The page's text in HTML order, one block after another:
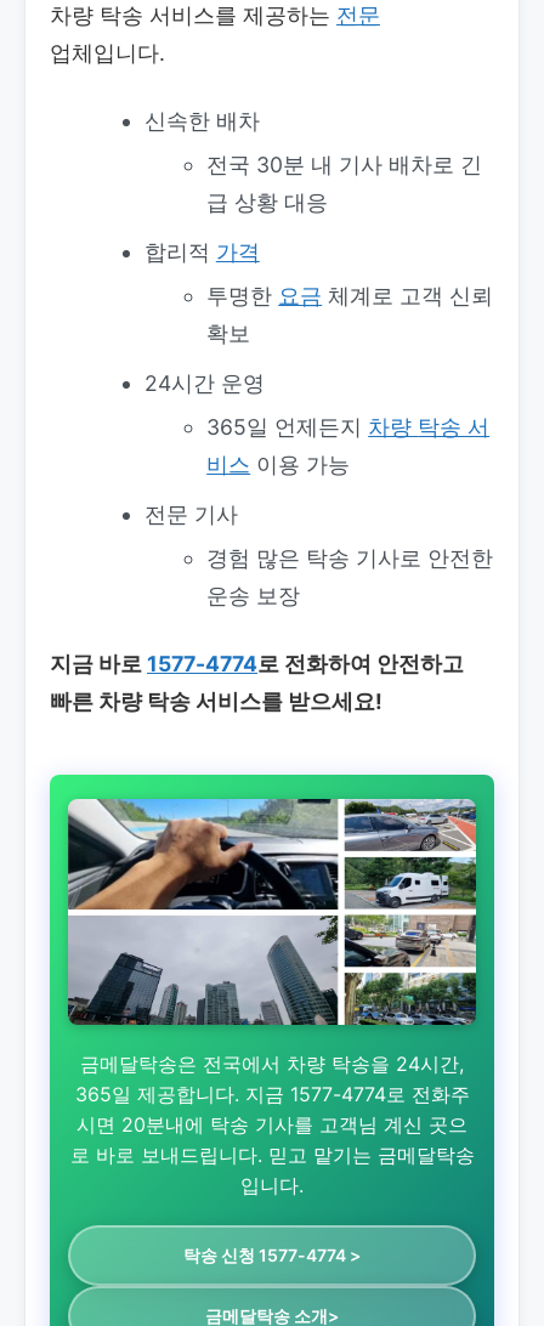
차량 탁송 서비스를 제공하는 전문
업체입니다.
신속한 배차
전국 30분 내 기사 배차로 긴
급 상황 대응
합리적 가격
투명한 요금 체계로 고객 신뢰
확보
24시간 운영
365일 언제든지 차량 탁송 서
비스 이용 가능
전문 기사
경험 많은 탁송 기사로 안전한
운송 보장
지금 바로 1577-4774로 전화하여 안전하고
빠른 차량 탁송 서비스를 받으세요!
금메달탁송은 전국에서 차량 탁송을 24시간,
365일 제공합니다. 지금 1577-4774로 전화주
시면 20분내에 탁송 기사를 고객님 계신 곳으
로 바로 보내드립니다. 믿고 맡기는 금메달탁송
입니다.
탁송 신청 1577-4774 >
금메달탁송 소개>